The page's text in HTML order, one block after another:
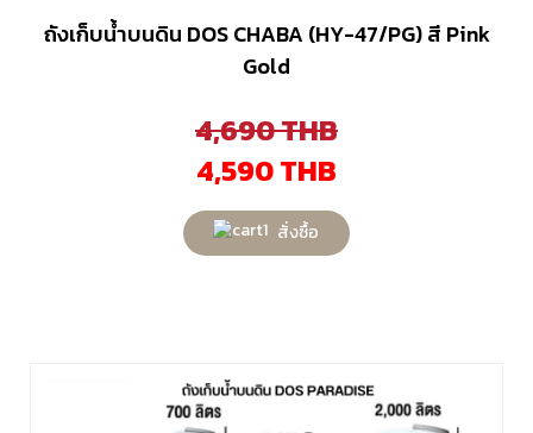
ถังเก็บน้ำบนดิน DOS CHABA (HY-47/PG) สี Pink
Gold
4,690THB
4,590THB
สั่งซื้อ